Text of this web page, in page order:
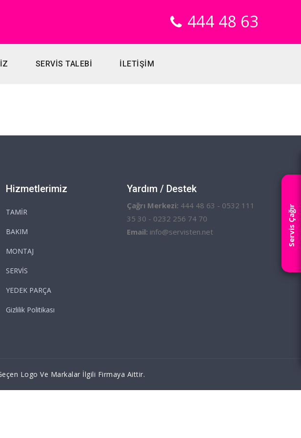
Servis Çağır
444 48 63
SERVİS TALEBİ İLETİŞİM
Hizmetlerimiz
TAMİR
BAKIM
MONTAJ
SERVİS
YEDEK PARÇA
Gizlilik Politikası
Yardım / Destek
Çağrı Merkezi: 444 48 63 - 0532 111
35 30 - 0232 256 74 70
Email: info@servisten.net
Logo Ve Markalar İlgili Firmaya Aittir.